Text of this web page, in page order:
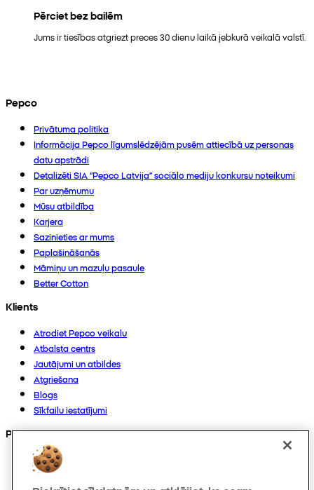
Pērciet bez bailēm
Jums ir tiesības atgriezt preces 30 dienu laikā jebkurā veikalā valstī.
Pepco
Privātuma politika
Informācija Pepco līgumslēdzējām pusēm attiecībā uz personas
datu apstrādi
Detalizēti SIA “Pepco Latvija” sociālo mediju konkursu noteikumi
Par uzņēmumu
Mūsu atbildība
Karjera
Sazinieties ar mums
Paplašināšanās
Māmiņu un mazuļu pasaule
Better Cotton
Klients
Atrodiet Pepco veikalu
Atbalsta centrs
Jautājumi un atbildes
Atgriešana
Blogs
Sīkfailu iestatījumi
Preces
Kolekcijas
Zīdaiņiem